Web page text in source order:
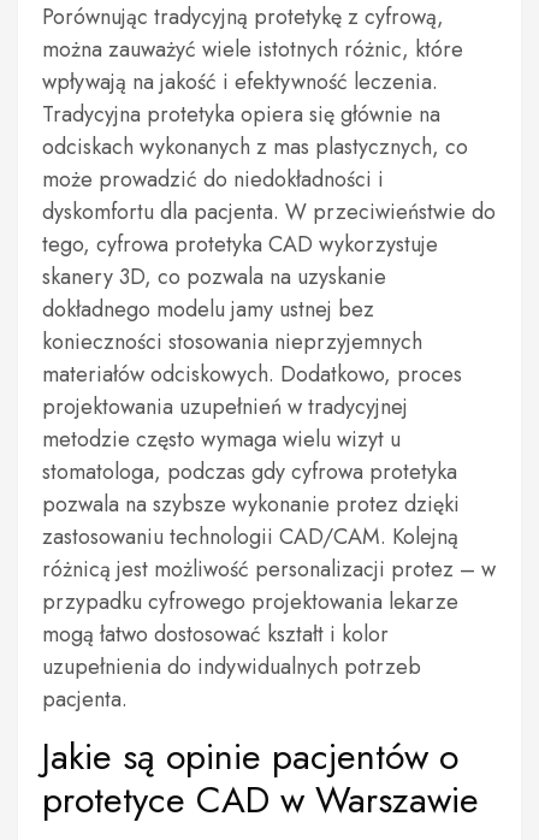
Porównując tradycyjną protetykę z cyfrową,
można zauważyć wiele istotnych różnic, które
wpływają na jakość i efektywność leczenia.
Tradycyjna protetyka opiera się głównie na
odciskach wykonanych z mas plastycznych, co
może prowadzić do niedokładności i
dyskomfortu dla pacjenta. W przeciwieństwie do
tego, cyfrowa protetyka CAD wykorzystuje
skanery 3D, co pozwala na uzyskanie
dokładnego modelu jamy ustnej bez
konieczności stosowania nieprzyjemnych
materiałów odciskowych. Dodatkowo, proces
projektowania uzupełnień w tradycyjnej
metodzie często wymaga wielu wizyt u
stomatologa, podczas gdy cyfrowa protetyka
pozwala na szybsze wykonanie protez dzięki
zastosowaniu technologii CAD/CAM. Kolejną
różnicą jest możliwość personalizacji protez – w
przypadku cyfrowego projektowania lekarze
mogą łatwo dostosować kształt i kolor
uzupełnienia do indywidualnych potrzeb
pacjenta.
Jakie są opinie pacjentów o
protetyce CAD w Warszawie